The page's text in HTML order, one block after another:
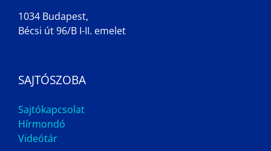
1034 Budapest,
Bécsi út 96/B I-II. emelet
SAJTÓSZOBA
Sajtókapcsolat
Hírmondó
Videótár